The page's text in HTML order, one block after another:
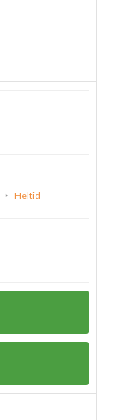
Heltid